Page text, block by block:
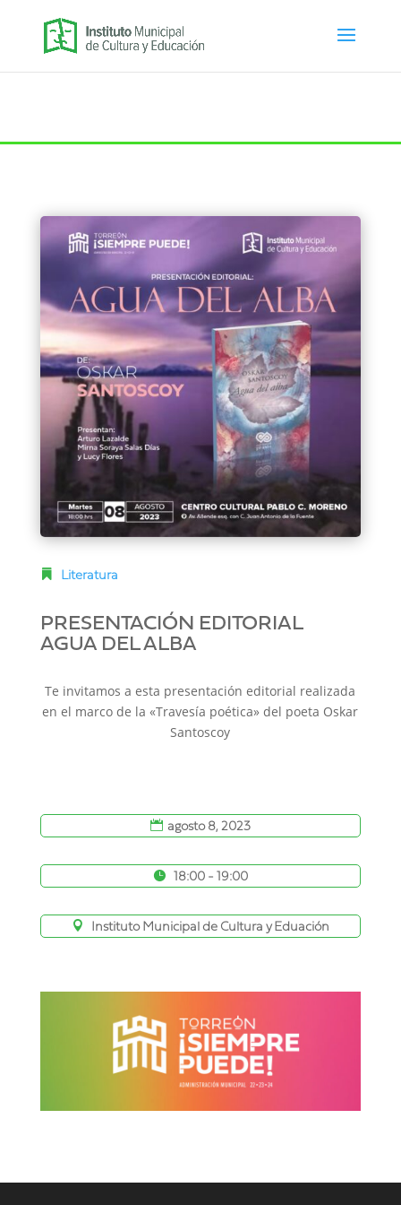
Literatura
PRESENTACIÓN EDITORIAL
AGUA DEL ALBA
Te invitamos a esta presentación editorial realizada
en el marco de la «Travesía poética» del poeta Oskar
Santoscoy
agosto 8, 2023
18:00 - 19:00
Instituto Municipal de Cultura y Eduación